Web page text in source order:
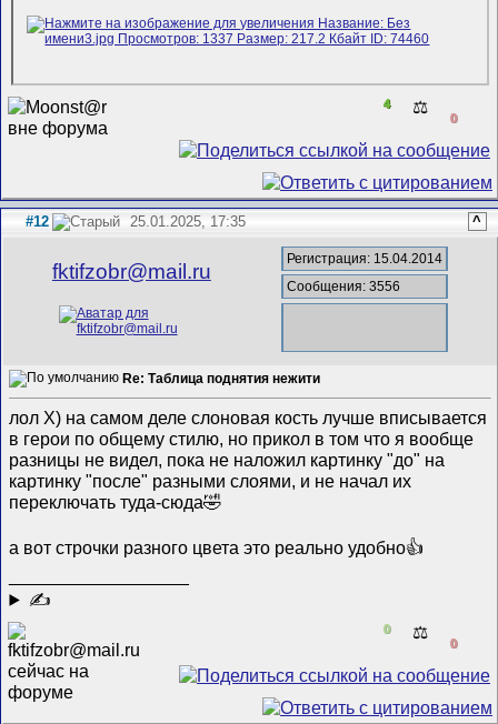
4 ⚖️
0
#12 25.01.2025, 17:35 ^
fktifzobr@mail.ru
Регистрация: 15.04.2014
Сообщения: 3556
Re: Таблица поднятия нежити
лол Х) на самом деле слоновая кость лучше вписывается
в герои по общему стилю, но прикол в том что я вообще
разницы не видел, пока не наложил картинку "до" на
картинку "после" разными слоями, и не начал их
переключать туда-сюда🤣
а вот строчки разного цвета это реально удобно👍
✍
0 ⚖️
0